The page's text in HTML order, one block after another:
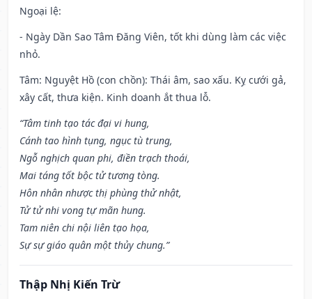
Ngoại lệ:
- Ngày Dần Sao Tâm Đăng Viên, tốt khi dùng làm các việc
nhỏ.
Tâm: Nguyệt Hồ (con chồn): Thái âm, sao xấu. Kỵ cưới gả,
xây cất, thưa kiện. Kinh doanh ắt thua lỗ.
“Tâm tinh tạo tác đại vi hung,
Cánh tao hình tụng, ngục tù trung,
Ngỗ nghịch quan phi, điền trạch thoái,
Mai táng tốt bộc tử tương tòng.
Hôn nhân nhược thị phùng thử nhật,
Tử tử nhi vong tự mãn hung.
Tam niên chi nội liên tạo họa,
Sự sự giáo quân một thủy chung.”
Thập Nhị Kiến Trừ